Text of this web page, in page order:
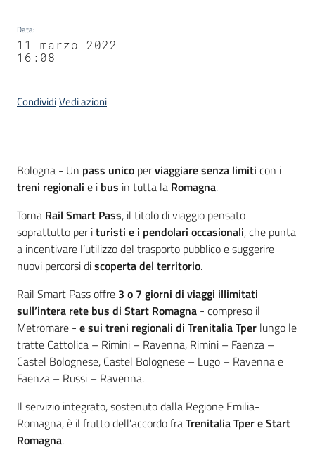
Data:
11 marzo 2022
16:08
CondividiVedi azioni
Contenuto
Bologna - Un pass unico perviaggiare senza limiti con i
treni regionali e i bus in tutta la Romagna.
Torna Rail Smart Pass, il titolo di viaggio pensato
soprattutto per ituristi e i pendolari occasionali, che punta
a incentivare l’utilizzo del trasporto pubblico e suggerire
nuovi percorsi discoperta del territorio.
Rail Smart Pass offre 3 o 7 giorni di viaggi illimitati
sull’intera rete bus di Start Romagna - compreso il
Metromare - e sui treni regionali di Trenitalia Tper lungo le
tratte Cattolica – Rimini – Ravenna, Rimini – Faenza –
Castel Bolognese, Castel Bolognese – Lugo – Ravenna e
Faenza – Russi – Ravenna.
Il servizio integrato, sostenuto dalla Regione Emilia-
Romagna, è il frutto dell’accordo fraTrenitalia Tper e Start
Romagna.